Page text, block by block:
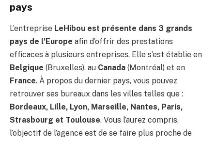
pays
L’entreprise LeHibou est présente dans 3 grands
pays de l’Europe afin d’offrir des prestations
efficaces à plusieurs entreprises. Elle s’est établie en
Belgique (Bruxelles), au Canada (Montréal) et en
France. À propos du dernier pays, vous pouvez
retrouver ses bureaux dans les villes telles que :
Bordeaux, Lille, Lyon, Marseille, Nantes, Paris,
Strasbourg et Toulouse. Vous l’aurez compris,
l’objectif de l’agence est de se faire plus proche de